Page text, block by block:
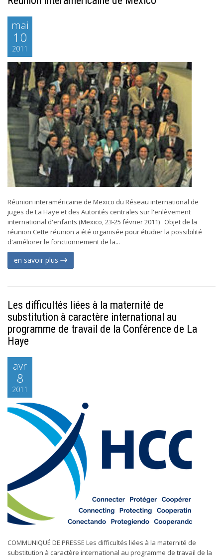
mai
10
2011
Réunion interaméricaine de Mexico du Réseau international de
juges de La Haye et des Autorités centrales sur l'enlèvement
international d'enfants (Mexico, 23-25 février 2011) Objet de la
réunion Cette réunion a été organisée pour étudier la possibilité
d'améliorer le fonctionnement de la...
en savoir plus
Les difficultés liées à la maternité de
substitution à caractère international au
programme de travail de la Conférence de La
Haye
avr
8
2011
COMMUNIQUÉ DE PRESSE Les difficultés liées à la maternité de
substitution à caractère international au programme de travail de la